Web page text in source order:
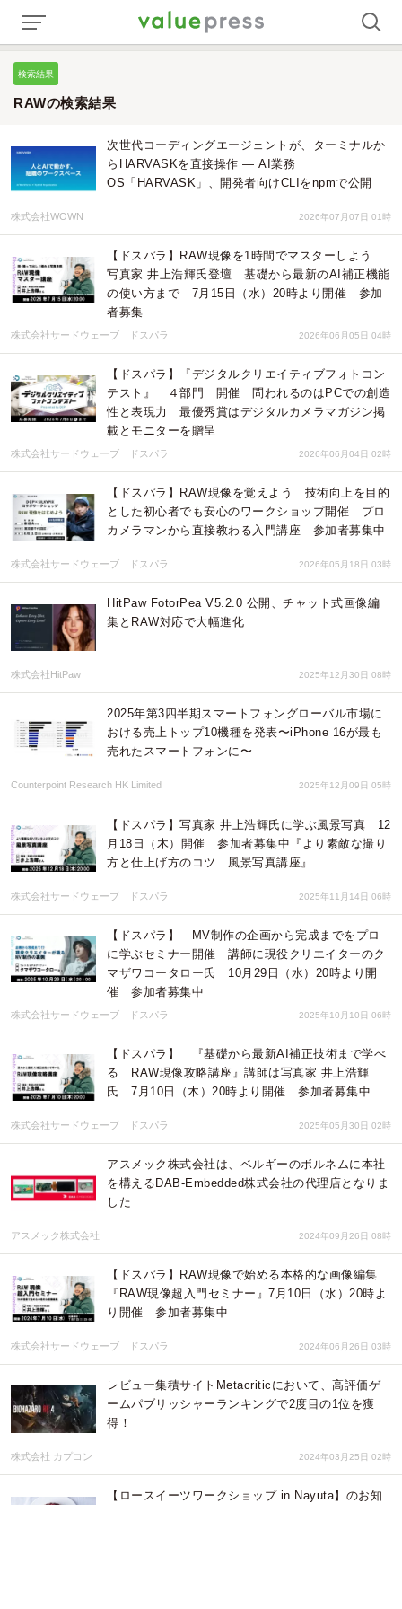
検索結果
RAWの検索結果
次世代コーディングエージェントが、ターミナルか
らHARVASKを直接操作 ― AI業務
OS「HARVASK」、開発者向けCLIをnpmで公開
株式会社WOWN 2026年07月07日 01時
【ドスパラ】RAW現像を1時間でマスターしよう
写真家 井上浩輝氏登壇 基礎から最新のAI補正機能
の使い方まで 7月15日（水）20時より開催 参加
者募集
株式会社サードウェーブ ドスパラ 2026年06月05日 04時
【ドスパラ】『デジタルクリエイティブフォトコン
テスト』 ４部門 開催 問われるのはPCでの創造
性と表現力 最優秀賞はデジタルカメラマガジン掲
載とモニターを贈呈
株式会社サードウェーブ ドスパラ 2026年06月04日 02時
【ドスパラ】RAW現像を覚えよう 技術向上を目的
とした初心者でも安心のワークショップ開催 プロ
カメラマンから直接教わる入門講座 参加者募集中
株式会社サードウェーブ ドスパラ 2026年05月18日 03時
HitPaw FotorPea V5.2.0 公開、チャット式画像編
集とRAW対応で大幅進化
株式会社HitPaw 2025年12月30日 08時
2025年第3四半期スマートフォングローバル市場に
おける売上トップ10機種を発表〜iPhone 16が最も
売れたスマートフォンに〜
Counterpoint Research HK Limited 2025年12月09日 05時
【ドスパラ】写真家 井上浩輝氏に学ぶ風景写真 12
月18日（木）開催 参加者募集中『より素敵な撮り
方と仕上げ方のコツ 風景写真講座』
株式会社サードウェーブ ドスパラ 2025年11月14日 06時
【ドスパラ】 MV制作の企画から完成までをプロ
に学ぶセミナー開催 講師に現役クリエイターのク
マザワコータロー氏 10月29日（水）20時より開
催 参加者募集中
株式会社サードウェーブ ドスパラ 2025年10月10日 06時
【ドスパラ】 『基礎から最新AI補正技術まで学べ
る RAW現像攻略講座』講師は写真家 井上浩輝
氏 7月10日（木）20時より開催 参加者募集中
株式会社サードウェーブ ドスパラ 2025年05月30日 02時
アスメック株式会社は、ベルギーのボルネムに本社
を構えるDAB-Embedded株式会社の代理店となりま
した
アスメック株式会社 2024年09月26日 08時
【ドスパラ】RAW現像で始める本格的な画像編集
『RAW現像超入門セミナー』7月10日（水）20時よ
り開催 参加者募集中
株式会社サードウェーブ ドスパラ 2024年06月26日 03時
レビュー集積サイトMetacriticにおいて、高評価ゲ
ームパブリッシャーランキングで2度目の1位を獲
得！
株式会社 カプコン 2024年03月25日 02時
【ロースイーツワークショップ in Nayuta】のお知